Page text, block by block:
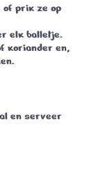
of prik ze op
elk balletje.
koriander en,
en serveer